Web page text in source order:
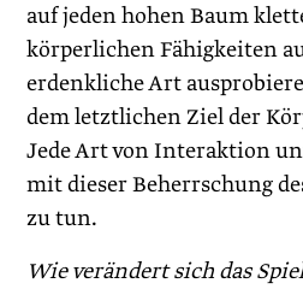
auf jeden hohen Baum
körperlichen Fähigkeiten
erdenkliche Art
dem letztlichen Ziel der
Jede Art von Interaktion
mit dieser Beherrschung
zu tun.
Wie verändert sich das